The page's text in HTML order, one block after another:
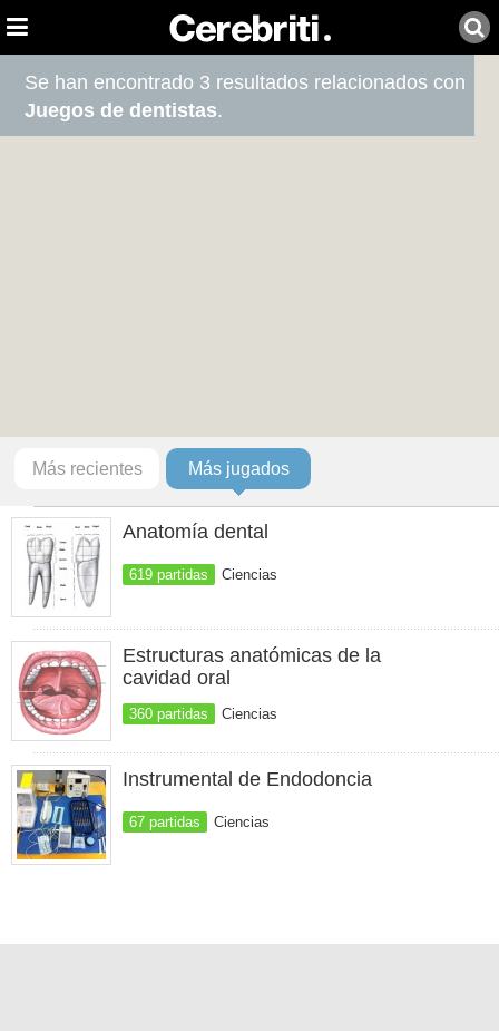
Se han encontrado 3 resultados relacionados con
Juegos de dentistas.
Más recientes Más jugados
Anatomía dental
619 partidas Ciencias
Estructuras anatómicas de la
cavidad oral
360 partidas Ciencias
Instrumental de Endodoncia
67 partidas Ciencias